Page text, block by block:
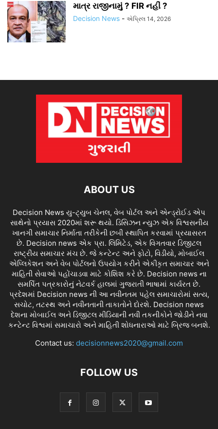
માત્ર રાજીનામું ? FIR નહીં ?
Decision News - એપ્રિલ 14, 2026
ABOUT US
Decision News યુ-ટ્યુબ ચેનલ, વેબ પોર્ટલ અને એન્ડ્રોઈડ એપ
સાથેનો પ્રયાસ 2020માં શરૂ થયો. ડિસિઝન ન્યુઝ એક વિશ્વસનીય
ખાનગી સમાચાર નિર્માતા તરીકેની છબી સ્થાપિત કરવામાં પ્રયાસરત
છે. Decision news એક પ્રા. લિમિટેડ, એક વિગતવાર ડિજીટલ
રાષ્ટ્રીય સમાચાર મંચ છે. જે કન્ટેન્ટ અને ફોટો, વિડીયો, મોબાઈલ
એપ્લિકેશન અને વેબ પોર્ટલનો ઉપયોગ કરીને એકીકૃત સમાચાર અને
માહિતી સેવાઓ પહોંચાડવા માટે કોશિશ કરે છે. Decision news ના
સમર્પિત પત્રકારોનું નેટવર્ક હાલમાં ગુજરાતી ભાષામાં કાર્યરત છે.
પ્રદેશમાં Decision news ની આ નવીનતમ પહેલ સમાચારોમાં સત્ય,
સચોટ, તટસ્થ અને નવીનતાની તાકાતોને દોરશે. Decision news
દેશના મોબાઈલ અને ડિજીટલ મીડિયાની નવી તકનીકોને જોડીને નવા
કન્ટેન્ટ વિશ્વમાં સમાચારો અને માહિતી શોધનારાઓ માટે બ્રિજ બનશે.
Contact us: decisionnews2020@gmail.com
FOLLOW US